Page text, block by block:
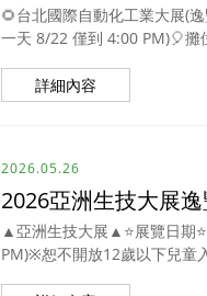
🌻台北國際自動化工業大展(
一天 8/22 僅到 4:00 PM)🎈​
詳細內容
2026.05.26
2026亞洲生技大展
▲亞洲生技大展▲⭐展覽日期
PM)※恕不開放12歲以下兒童